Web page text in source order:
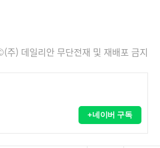
주) 데일리안 무단전재 및 재배포 금지
+네이버 구독